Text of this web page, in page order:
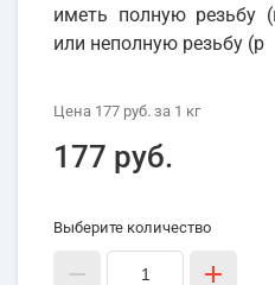
иметь полную резьбу
или неполную резьбу (р
Цена 177 руб. за 1 кг
177 руб.
Выберите количество